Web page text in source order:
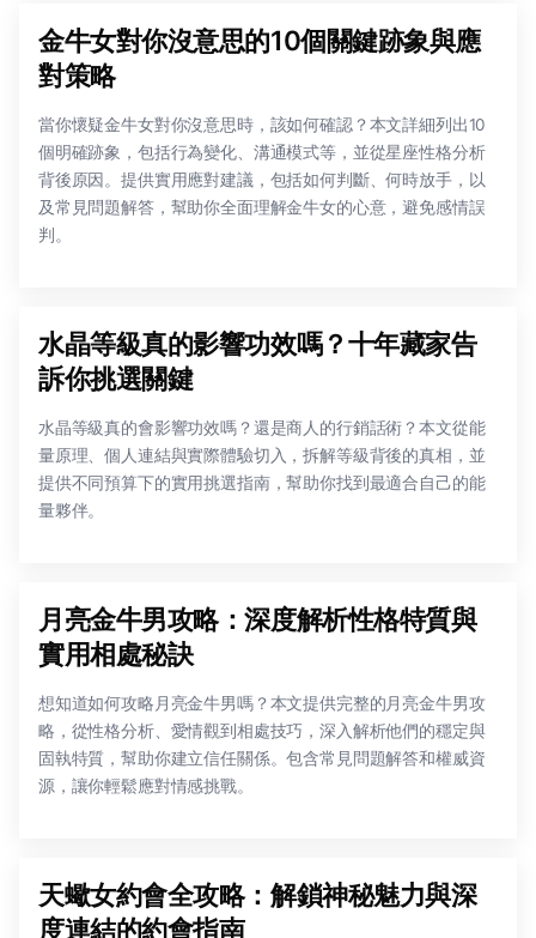
金牛女對你沒意思的10個關鍵跡象與應
對策略
當你懷疑金牛女對你沒意思時，該如何確認？本文詳細列出10
個明確跡象，包括行為變化、溝通模式等，並從星座性格分析
背後原因。提供實用應對建議，包括如何判斷、何時放手，以
及常見問題解答，幫助你全面理解金牛女的心意，避免感情誤
判。
水晶等級真的影響功效嗎？十年藏家告
訴你挑選關鍵
水晶等級真的會影響功效嗎？還是商人的行銷話術？本文從能
量原理、個人連結與實際體驗切入，拆解等級背後的真相，並
提供不同預算下的實用挑選指南，幫助你找到最適合自己的能
量夥伴。
月亮金牛男攻略：深度解析性格特質與
實用相處秘訣
想知道如何攻略月亮金牛男嗎？本文提供完整的月亮金牛男攻
略，從性格分析、愛情觀到相處技巧，深入解析他們的穩定與
固執特質，幫助你建立信任關係。包含常見問題解答和權威資
源，讓你輕鬆應對情感挑戰。
天蠍女約會全攻略：解鎖神秘魅力與深
度連結的約會指南